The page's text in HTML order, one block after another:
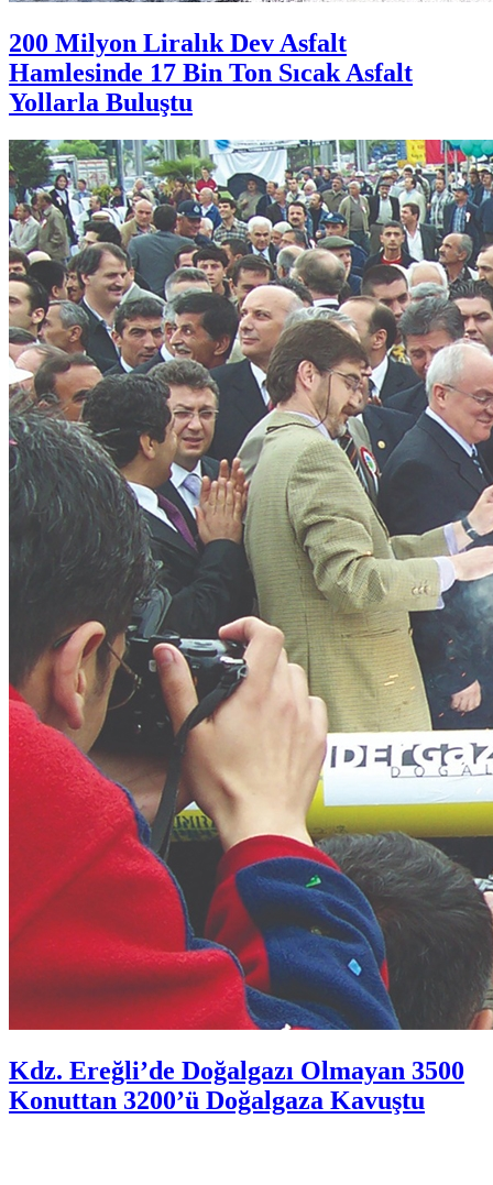
200 Milyon Liralık Dev Asfalt
Hamlesinde 17 Bin Ton Sıcak Asfalt
Yollarla Buluştu
Kdz. Ereğli’de Doğalgazı Olmayan 3500
Konuttan 3200’ü Doğalgaza Kavuştu